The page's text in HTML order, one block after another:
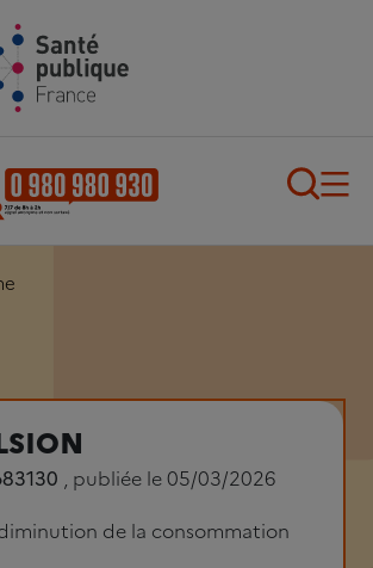
principal
, publiée le 05/03/2026
de la consommation